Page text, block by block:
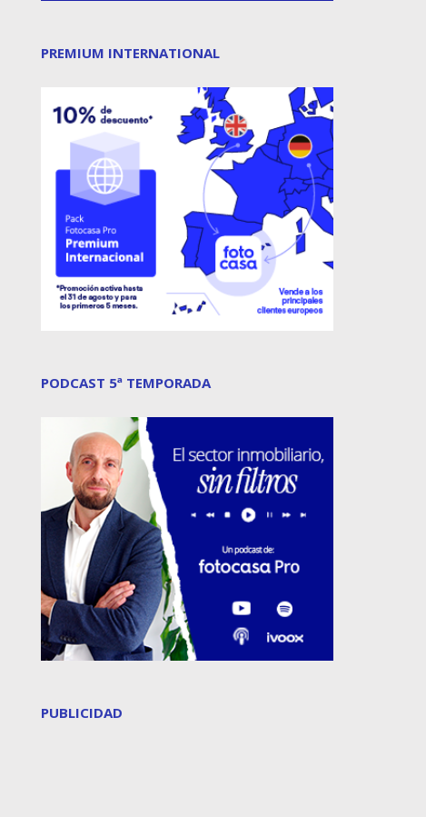
PREMIUM INTERNATIONAL
PODCAST 5ª TEMPORADA
PUBLICIDAD